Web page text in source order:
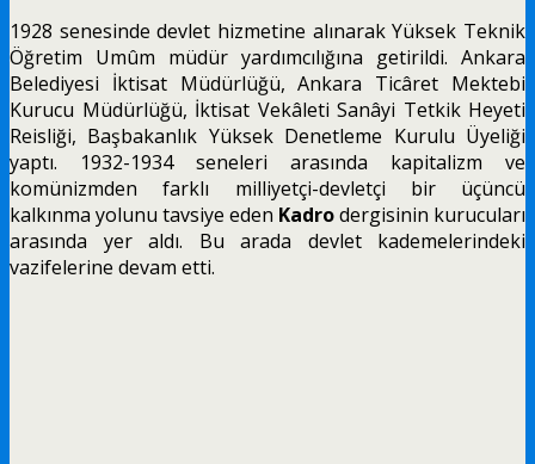
1928 senesinde devlet hizmetine alınarak Yüksek Teknik
Öğretim Umûm müdür yardımcılığına getirildi. Ankara
Belediyesi İktisat Müdürlüğü, Ankara Ticâret Mektebi
Kurucu Müdürlüğü, İktisat Vekâleti Sanâyi Tetkik Heyeti
Reisliği, Başbakanlık Yüksek Denetleme Kurulu Üyeliği
yaptı. 1932-1934 seneleri arasında kapitalizm ve
komünizmden farklı milliyetçi-devletçi bir üçüncü
kalkınma yolunu tavsiye eden Kadrodergisinin kurucuları
arasında yer aldı. Bu arada devlet kademelerindeki
vazifelerine devam etti.